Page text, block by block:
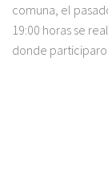
comuna, el
19:00 horas se
donde